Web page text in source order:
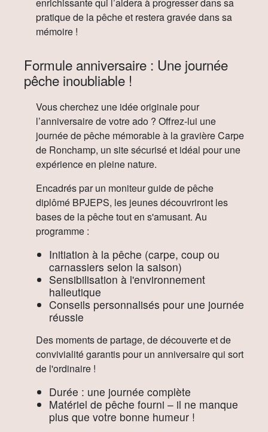
pratique de la pêche et restera gravée dans sa
mémoire !
Formule anniversaire : Une journée
pêche inoubliable !
Vous cherchez une idée originale pour
l’anniversaire de votre ado ? Offrez-lui une
journée de pêche mémorable à la gravière Carpe
de Ronchamp, un site sécurisé et idéal pour une
expérience en pleine nature.
Encadrés par un moniteur guide de pêche
diplômé BPJEPS, les jeunes découvriront les
bases de la pêche tout en s'amusant. Au
programme :
Initiation à la pêche (carpe, coup ou
carnassiers selon la saison)
Sensibilisation à l'environnement
halieutique
Conseils personnalisés pour une journée
réussie
Des moments de partage, de découverte et de
convivialité garantis pour un anniversaire qui sort
de l'ordinaire !
Durée : une journée complète
Matériel de pêche fourni – il ne manque
plus que votre bonne humeur !